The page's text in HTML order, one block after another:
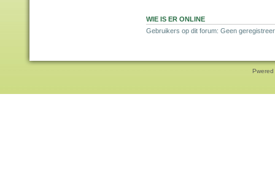
WIE IS ER ONLINE
Gebruikers op dit forum: Geen